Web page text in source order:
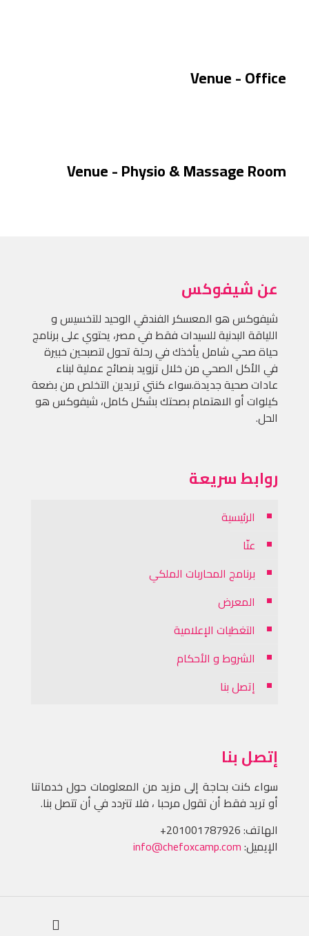
Venue - Office
Venue - Physio & Massage Room
عن شيفوكس
شيفوكس هو المعسكر الفندقي الوحيد للتخسيس و
اللياقة البدنية للسيدات فقط في مصر، يحتوي على برنامج
حياة صحي شامل يأخذك في رحلة تحول لتصبحين خبيرة
في الأكل الصحي من خلال تزويد بنصائح عملية لبناء
عادات صحية جديدة.سواء كنتي تريدين التخلص من بضعة
كيلوات أو الاهتمام بصحتك بشكل كامل، شيفوكس هو
الحل.
روابط سريعة
الرئيسية
عنّا
برنامج المحاربات الملكي
المعرض
التغطيات الإعلامية
الشروط و الأحكام
إتصل بنا
إتصل بنا
سواء كنت بحاجة إلى مزيد من المعلومات حول خدماتنا
أو تريد فقط أن تقول مرحبا ، فلا تتردد في أن تتصل بنا.
الهاتف:+201001787926
الإيميل:info@chefoxcamp.com